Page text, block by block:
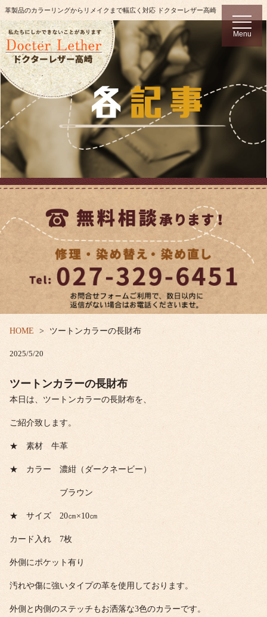
革製品のカラーリングからリメイクまで幅広く対応 ドクターレザー高崎
t
o
g
g
a
i
o
Menu
HOME ツートンカラーの長財布
2025/5/20
ツートンカラーの長財布
本日は、ツートンカラーの長財布を、
ご紹介致します。
★ 素材 牛革
★ カラー 濃紺（ダークネービー）
ブラウン
★ サイズ 20㎝×10㎝
カード入れ 7枚
外側にポケット有り
汚れや傷に強いタイプの革を使用しております。
外側と内側のステッチもお洒落な3色のカラーです。